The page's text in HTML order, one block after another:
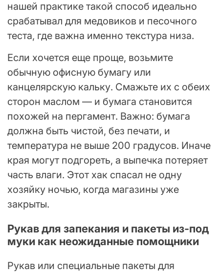
нашей практике такой способ идеально
срабатывал для медовиков и песочного
теста, где важна именно текстура низа.
Если хочется еще проще, возьмите
обычную офисную бумагу или
канцелярскую кальку. Смажьте их с обеих
сторон маслом — и бумага становится
похожей на пергамент. Важно: бумага
должна быть чистой, без печати, и
температура не выше 200 градусов. Иначе
края могут подгореть, а выпечка потеряет
часть влаги. Этот хак спасал не одну
хозяйку ночью, когда магазины уже
закрыты.
Рукав для запекания и пакеты из-под
муки как неожиданные помощники
Рукав или специальные пакеты для